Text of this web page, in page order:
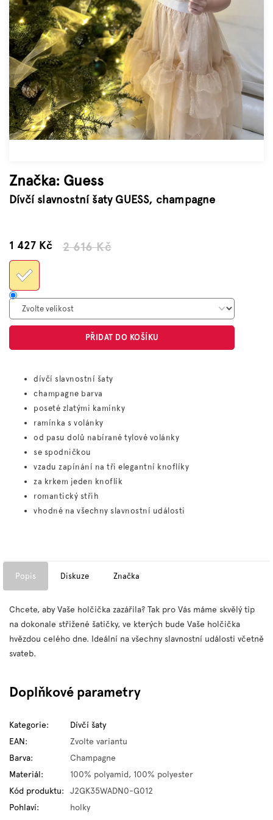
Značky
Měna
(CZK)
Přihlášení
Značka: Guess
Dívčí slavnostní šaty GUESS, champagne
2 616 Kč
1 427 KčMěrná
PŘIDAT DO KOŠÍKU
dívčí slavnostní šaty
champagne barva
poseté zlatými kamínky
ramínka s volánky
od pasu dolů nabírané tylové volánky
se spodničkou
vzadu zapínání na tři elegantní knoflíky
za krkem jeden knoflík
romantický střih
vhodné na všechny slavnostní události
Popis Diskuze Značka
Chcete, aby Vaše holčička zazářila? Tak pro Vás máme skvělý tip
na dokonale střižené šatičky, ve kterých bude Vaše holčička
hvězdou celého dne. Ideální na všechny slavnostní události včetně
svateb.
Doplňkové parametry
Kategorie:
Dívčí šaty
EAN:
Zvolte variantu
Barva:
Champagne
Materiál:
100% polyamid, 100% polyester
Kód produktu:
J2GK35WADN0-G012
Pohlaví: holky